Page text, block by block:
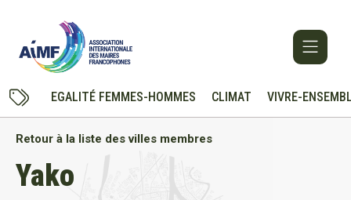
EGALITÉ FEMMES-HOMMES CLIMAT VIVRE-
Retour à la liste des villes membres
Yako